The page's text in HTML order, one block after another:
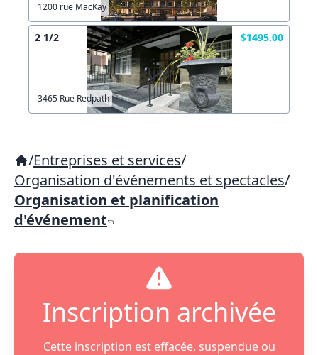
1200 rue MacKay
2 1/2 $1495.00
3465 Rue Redpath
/Entreprises et services/
Organisation d'événements et spectacles/
Organisation et planification
d'événement
Inscription archivée
Cette inscription est effacée, suspendue ou